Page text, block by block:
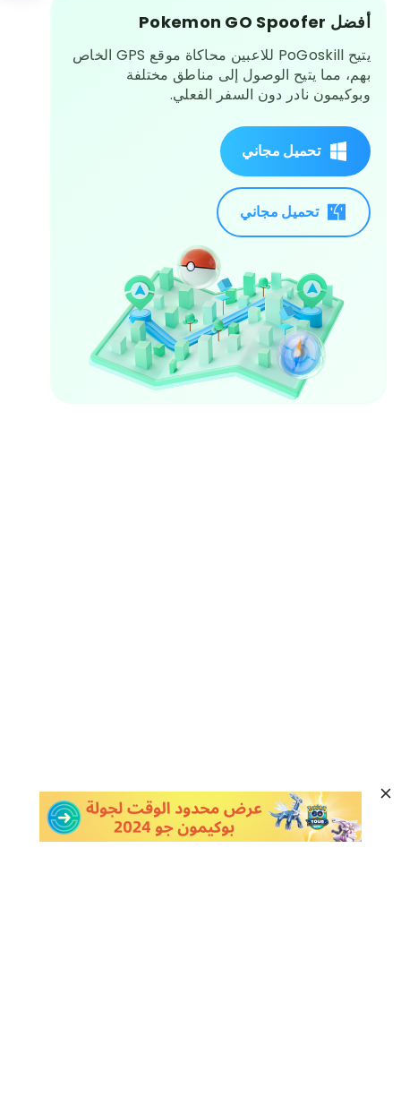
أفضل Pokemon GO Spoofer
يتيح PoGoskill للاعبين محاكاة موقع GPS الخاص
بهم، مما يتيح الوصول إلى مناطق مختلفة
وبوكيمون نادر دون السفر الفعلي.
تحميل مجاني
تحميل مجاني